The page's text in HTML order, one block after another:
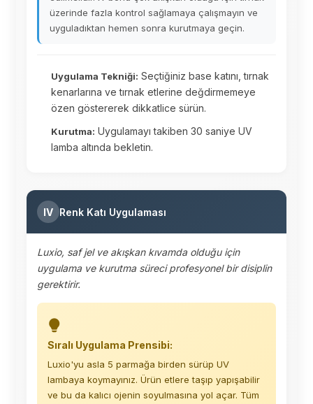
üzerinde fazla kontrol sağlamaya çalışmayın ve
uyguladıktan hemen sonra kurutmaya geçin.
Uygulama Tekniği: Seçtiğiniz base katını, tırnak
kenarlarına ve tırnak etlerine değdirmemeye
özen göstererek dikkatlice sürün.
Kurutma: Uygulamayı takiben 30 saniye UV
lamba altında bekletin.
IV Renk Katı Uygulaması
Luxio, saf jel ve akışkan kıvamda olduğu için
uygulama ve kurutma süreci profesyonel bir disiplin
gerektirir.
Sıralı Uygulama Prensibi:
Luxio'yu asla 5 parmağa birden sürüp UV
lambaya koymayınız. Ürün etlere taşıp yapışabilir
ve bu da kalıcı ojenin soyulmasına yol açar. Tüm